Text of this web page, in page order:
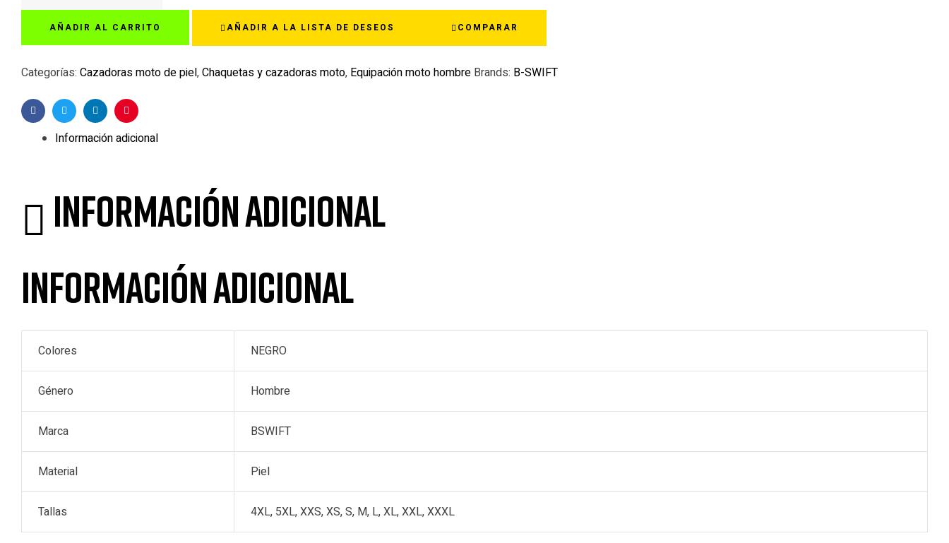
CORNY
PIEL
cantidad
AÑADIR AL CARRITO AÑADIR A LA LISTA DE DESEOS COMPARAR
Categorías: Cazadoras moto de piel,Chaquetas y cazadoras moto, Equipación moto hombre Brands: B-SWIFT
FacebookTwitterLinkedinPinterest
Información adicional
Información adicional
Información adicional
Colores NEGRO
Género Hombre
Marca BSWIFT
Material Piel
Tallas 4XL, 5XL, XXS, XS, S, M, L, XL, XXL, XXXL